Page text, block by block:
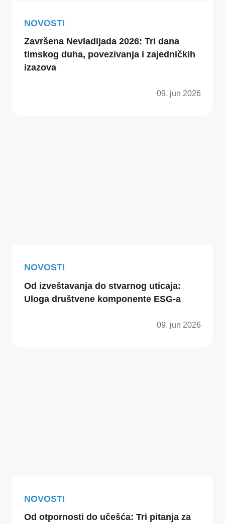
NOVOSTI
Završena Nevladijada 2026: Tri dana
timskog duha, povezivanja i zajedničkih
izazova
09. jun 2026
NOVOSTI
Od izveštavanja do stvarnog uticaja:
Uloga društvene komponente ESG-a
09. jun 2026
NOVOSTI
Od otpornosti do učešća: Tri pitanja za